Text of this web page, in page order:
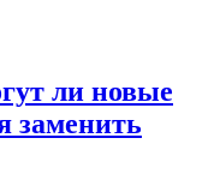
ли новые
заменить